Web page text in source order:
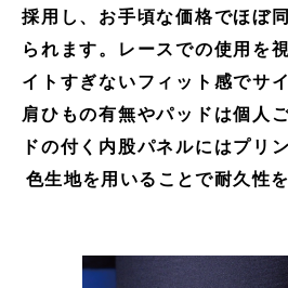
採用し、お手頃な価格でほぼ
られます。レースでの使用を
イトすぎないフィット感でサ
肩ひもの有無やパッドは個人
ドの付く内股パネルにはプリ
色生地を用いることで耐久性